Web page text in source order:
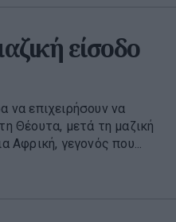
είσοδο
να επιχειρήσουν να
Θέουτα, μετά τη μαζική
γεγονός που...